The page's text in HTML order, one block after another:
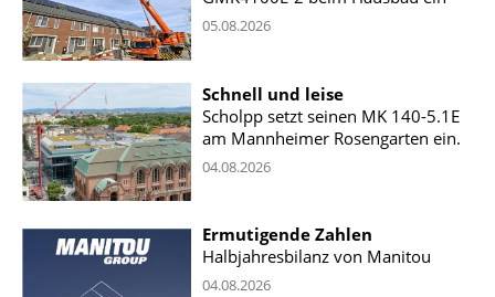
05.08.2026
Schnell und leise
Scholpp setzt seinen MK 140-5.1E
am Mannheimer Rosengarten ein.
04.08.2026
Ermutigende Zahlen
Halbjahresbilanz von Manitou
04.08.2026